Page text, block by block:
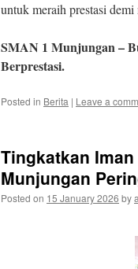
untuk meraih prestasi
SMAN 1 Munjungan –
Berprestasi.
Posted in Berita | Leave a
Tingkatkan Iman
Munjungan
Posted on 15 January 2026 by